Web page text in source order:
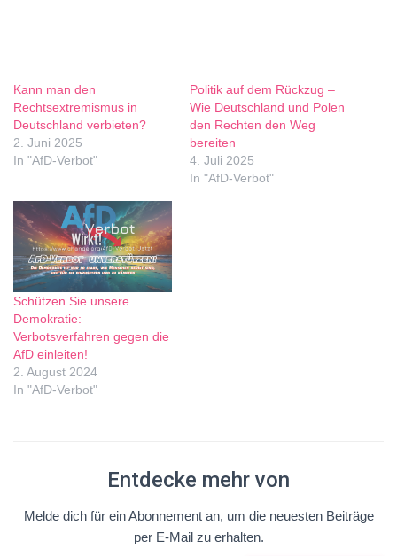
Kann man den
Rechtsextremismus in
Deutschland verbieten?
2. Juni 2025
In "AfD-Verbot"
Politik auf dem Rückzug –
Wie Deutschland und Polen
den Rechten den Weg
bereiten
4. Juli 2025
In "AfD-Verbot"
Schützen Sie unsere
Demokratie:
Verbotsverfahren gegen die
AfD einleiten!
2. August 2024
In "AfD-Verbot"
Entdecke mehr von
Melde dich für ein Abonnement an, um die neuesten Beiträge
per E-Mail zu erhalten.